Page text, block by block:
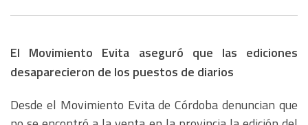
El Movimiento Evita aseguró que las ediciones
desaparecieron de los puestos de diarios
Desde el Movimiento Evita de Córdoba denuncian que